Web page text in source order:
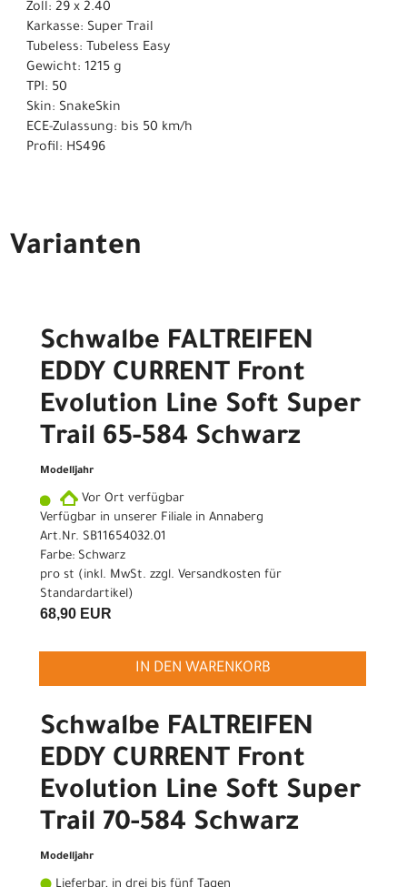
Zoll: 29 x 2.40
Karkasse: Super Trail
Tubeless: Tubeless Easy
Gewicht: 1215 g
TPI: 50
Skin: SnakeSkin
ECE-Zulassung: bis 50 km/h
Profil: HS496
Varianten
Schwalbe FALTREIFEN
EDDY CURRENT Front
Evolution Line Soft Super
Trail 65-584 Schwarz
Modelljahr
Vor Ort verfügbar
Verfügbar in unserer Filiale in Annaberg
Art.Nr. SB11654032.01
Farbe: Schwarz
pro st (inkl. MwSt. zzgl. Versandkosten für
Standardartikel)
68,90 EUR
IN DEN WARENKORB
Schwalbe FALTREIFEN
EDDY CURRENT Front
Evolution Line Soft Super
Trail 70-584 Schwarz
Modelljahr